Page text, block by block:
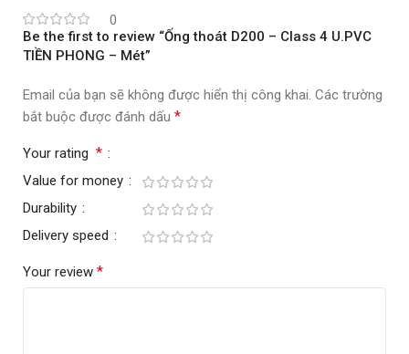
0
Be the first to review “Ống thoát D200 – Class 4 U.PVC
TIỀN PHONG – Mét”
Email của bạn sẽ không được hiển thị công khai. Các trường
bắt buộc được đánh dấu *
Your rating *
Value for money
Durability
Delivery speed
Your review *